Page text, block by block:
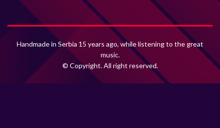
Handmade in Serbia 15 years ago, while listening to the great
music.
© Copyright. All right reserved.